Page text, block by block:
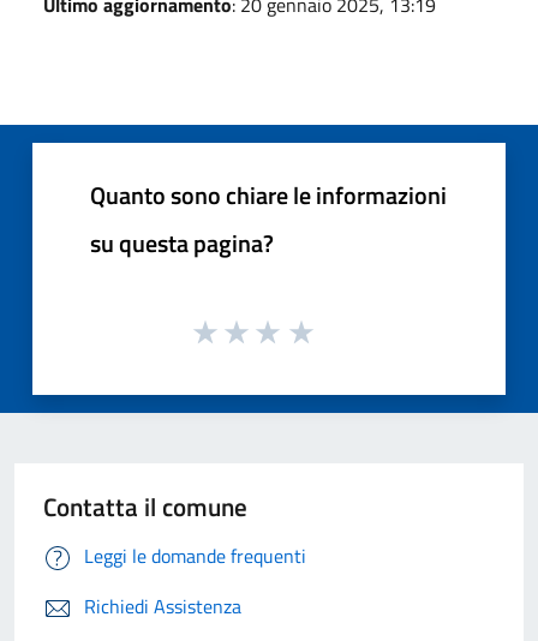
Quanto sono chiare le informazioni
su questa pagina?
Contatta il comune
Leggi le domande frequenti
Richiedi Assistenza